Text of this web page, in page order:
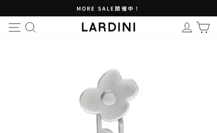
止
め
MORE SALE開催中！